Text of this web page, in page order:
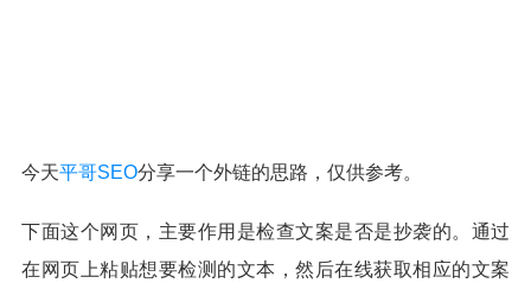
今天平哥SEO分享一个外链的思路，仅供参考。
下面这个网页，主要作用是检查文案是否是抄袭的。通过
在网页上粘贴想要检测的文本，然后在线获取相应的文案